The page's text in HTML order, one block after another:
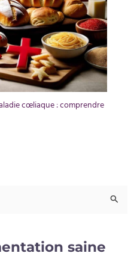
cœliaque : comprendre
saine